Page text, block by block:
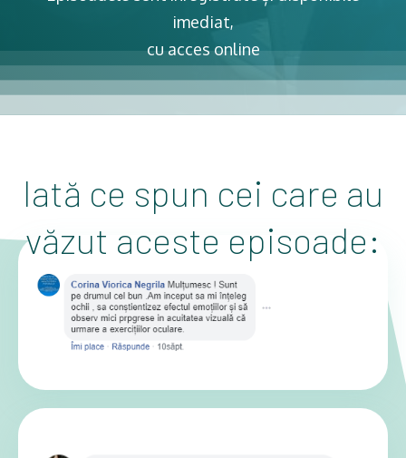
imediat,
cu acces online
Iată ce spun cei care au
văzut aceste episoade: